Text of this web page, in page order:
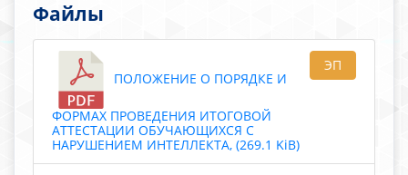
Файлы
ПОЛОЖЕНИЕ О ПОРЯДКЕ И
ФОРМАХ ПРОВЕДЕНИЯ ИТОГОВОЙ
АТТЕСТАЦИИ ОБУЧАЮЩИХСЯ С
НАРУШЕНИЕМ ИНТЕЛЛЕКТА, (269.1 KiB)
ЭП